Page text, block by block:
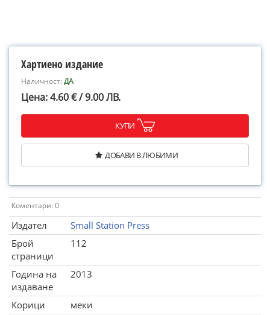
Хартиено издание
Наличност:ДА
Цена: 4.60 € / 9.00 ЛВ.
КУПИ
ДОБАВИ В ЛЮБИМИ
Коментари: 0
Издател
Small Station Press
Брой
страници
112
Година на
издаване
2013
Корици
меки